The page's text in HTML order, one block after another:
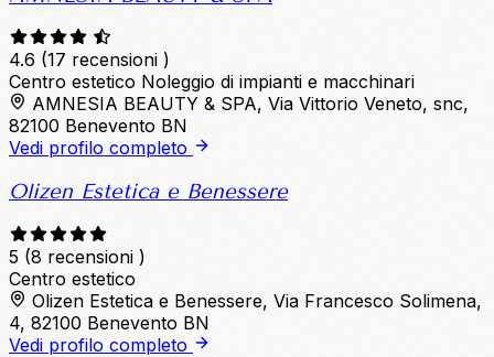
4.6 (17 recensioni )
Centro estetico Noleggio di impianti e macchinari
AMNESIA BEAUTY & SPA, Via Vittorio Veneto, snc,
82100 Benevento BN
Vedi profilo completo
Olizen Estetica e Benessere
5 (8 recensioni )
Centro estetico
Olizen Estetica e Benessere, Via Francesco Solimena,
4, 82100 Benevento BN
Vedi profilo completo